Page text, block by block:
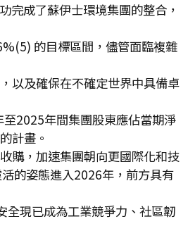
完成了蘇伊士環境集團的整合，
的目標區間，儘管面臨複雜
以及確保在不確定世界中具備卓
2025年間集團股東應佔當期淨
計畫。
購，加速集團朝向更國際化和技
的姿態進入2026年，前方具有
全現已成為工業競爭力、社區韌